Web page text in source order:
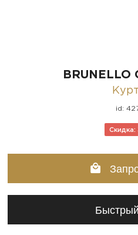
BRUNELLO
id:
Скидка: